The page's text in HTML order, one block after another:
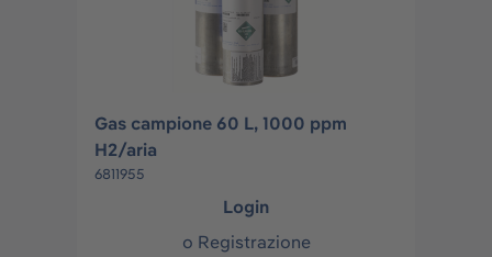
Gas campione 60 L, 1000 ppm
H2/aria
6811955
Login
o Registrazione